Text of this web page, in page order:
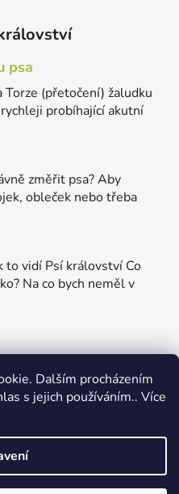
Dalším procházením
s jejich používáním.. Více
psa
Torze (přetočení) žaludku
probíhající akutní
změřit psa? Aby
obleček nebo třeba
to vidí Psí království Co
Na co bych neměl v